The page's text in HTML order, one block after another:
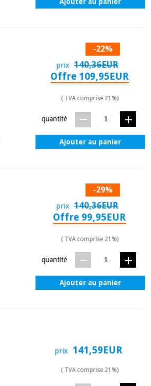
-22%
prix 140,36EUR
Offre 109,95EUR
( TVA comprise 21%)
quantité
Ajouter au panier
-29%
prix 140,36EUR
Offre 99,95EUR
( TVA comprise 21%)
quantité
Ajouter au panier
prix 141,59EUR
( TVA comprise 21%)